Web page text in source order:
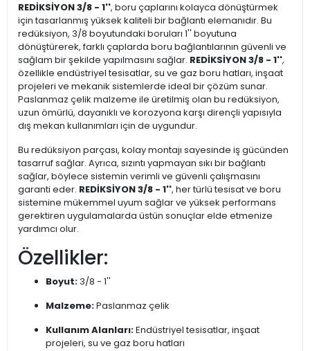
REDİKSİYON 3/8 - 1'', boru çaplarını kolayca dönüştürmek
için tasarlanmış yüksek kaliteli bir bağlantı elemanıdır. Bu
redüksiyon, 3/8 boyutundaki boruları 1'' boyutuna
dönüştürerek, farklı çaplarda boru bağlantılarının güvenli ve
sağlam bir şekilde yapılmasını sağlar. REDİKSİYON 3/8 - 1'',
özellikle endüstriyel tesisatlar, su ve gaz boru hatları, inşaat
projeleri ve mekanik sistemlerde ideal bir çözüm sunar.
Paslanmaz çelik malzeme ile üretilmiş olan bu redüksiyon,
uzun ömürlü, dayanıklı ve korozyona karşı dirençli yapısıyla
dış mekan kullanımları için de uygundur.
Bu redüksiyon parçası, kolay montajı sayesinde iş gücünden
tasarruf sağlar. Ayrıca, sızıntı yapmayan sıkı bir bağlantı
sağlar, böylece sistemin verimli ve güvenli çalışmasını
garanti eder. REDİKSİYON 3/8 - 1'', her türlü tesisat ve boru
sistemine mükemmel uyum sağlar ve yüksek performans
gerektiren uygulamalarda üstün sonuçlar elde etmenize
yardımcı olur.
Özellikler:
Boyut:3/8 - 1''
Malzeme:Paslanmaz çelik
Kullanım Alanları:Endüstriyel tesisatlar, inşaat
projeleri, su ve gaz boru hatları